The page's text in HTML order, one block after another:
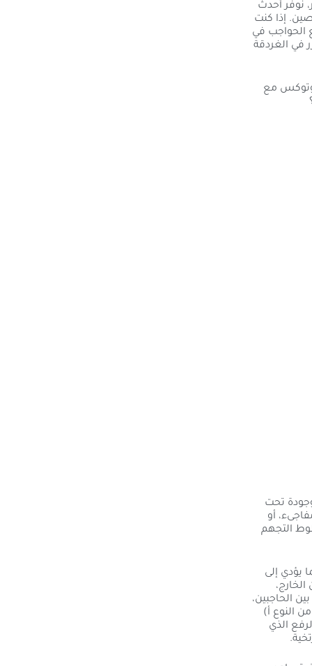
نوفر أحدث
إذا كنت
الحواجب في
في الغردقة
مع
تحت
أو
التجهم
يؤدي إلى
الحاجبين،
النوع أ)
الذي